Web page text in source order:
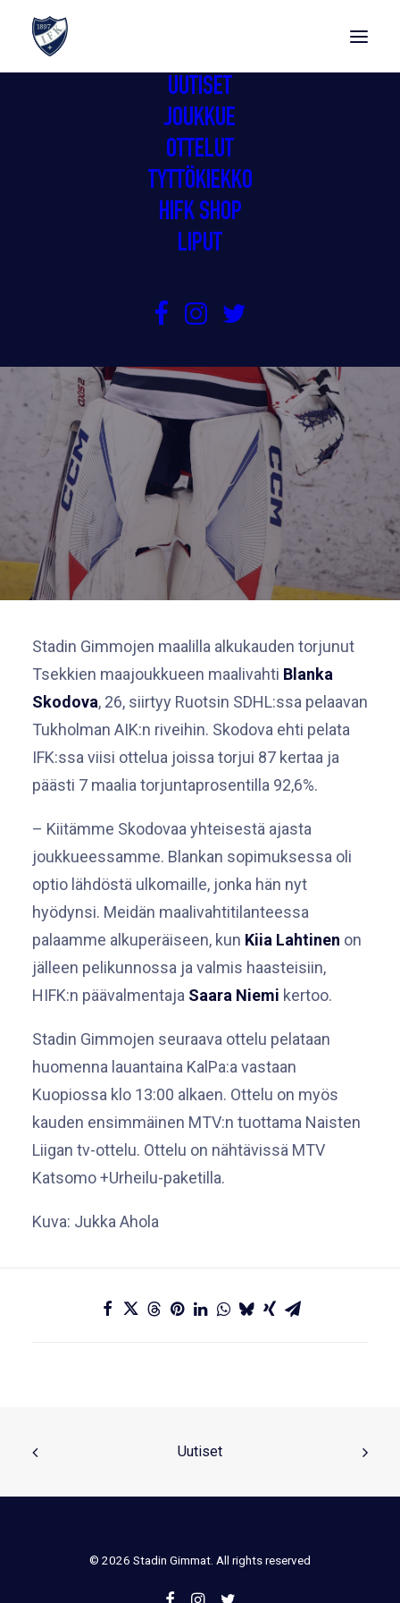
UUTISET
JOUKKUE
OTTELUT
TYTTÖKIEKKO
HIFK SHOP
LIPUT
BLANKA SKODOVA RUOTSIIN
Stadin Gimmojen maalilla alkukauden torjunut
Tsekkien maajoukkueen maalivahti Blanka
Skodova, 26, siirtyy Ruotsin SDHL:ssa pelaavan
Tukholman AIK:n riveihin. Skodova ehti pelata
IFK:ssa viisi ottelua joissa torjui 87 kertaa ja
päästi 7 maalia torjuntaprosentilla 92,6%.
– Kiitämme Skodovaa yhteisestä ajasta
joukkueessamme. Blankan sopimuksessa oli
optio lähdöstä ulkomaille, jonka hän nyt
hyödynsi. Meidän maalivahtitilanteessa
palaamme alkuperäiseen, kun Kiia Lahtinen on
jälleen pelikunnossa ja valmis haasteisiin,
HIFK:n päävalmentaja Saara Niemi kertoo.
Stadin Gimmojen seuraava ottelu pelataan
huomenna lauantaina KalPa:a vastaan
Kuopiossa klo 13:00 alkaen. Ottelu on myös
kauden ensimmäinen MTV:n tuottama Naisten
Liigan tv-ottelu. Ottelu on nähtävissä MTV
Katsomo +Urheilu-paketilla.
Kuva: Jukka Ahola
Uutiset
© 2026 Stadin Gimmat. All rights reserved